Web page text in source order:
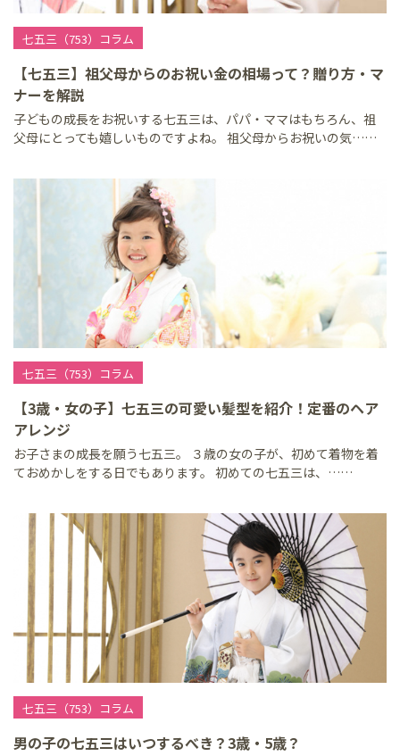
七五三（753）コラム
【七五三】祖父母からのお祝い金の相場って？贈り方・マ
ナーを解説
子どもの成長をお祝いする七五三は、パパ・ママはもちろん、祖
父母にとっても嬉しいものですよね。 祖父母からお祝いの気……
七五三（753）コラム
【3歳・女の子】七五三の可愛い髪型を紹介！定番のヘア
アレンジ
お子さまの成長を願う七五三。 ３歳の女の子が、初めて着物を着
ておめかしをする日でもあります。 初めての七五三は、……
七五三（753）コラム
男の子の七五三はいつするべき？3歳・5歳？